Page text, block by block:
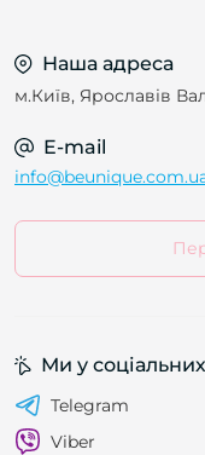
Наша адреса
м.Київ, Ярославів
E-mail
Ми у
Telegram
Viber